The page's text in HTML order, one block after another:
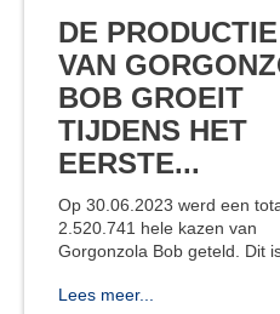
DE PRODUCTIE
VAN
BOB GROEIT
TIJDENS HET
EERSTE...
Op 30.06.2023 werd een
2.520.741 hele kazen van
Gorgonzola Bob geteld. Dit
(+4,54%) in vergelijking met
Lees meer...